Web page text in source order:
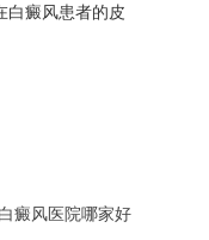
白癜风患者的皮
癜风医院哪家好